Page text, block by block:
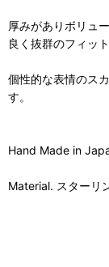
厚みがありボリュ
良く抜群のフィット
個性的な表情のス
す。
Hand Made in
Material. スターリ